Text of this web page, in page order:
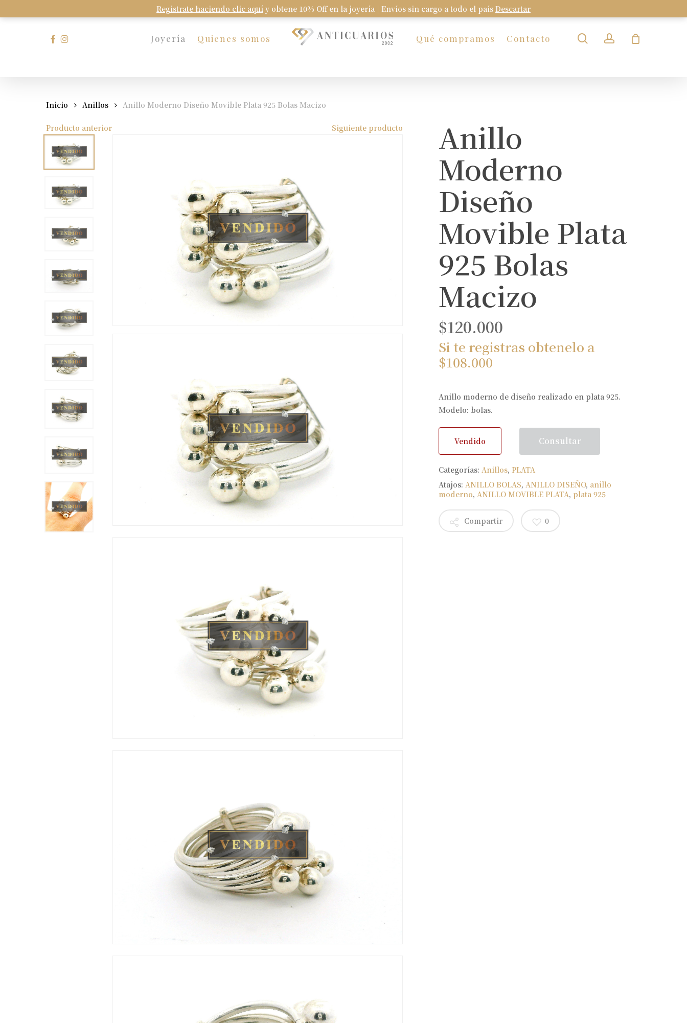
Registrate haciendo clic aquí y obtene 10% Off en la joyería | Envíos sin cargo a todo el país Descartar
to
Joyería Quienes somos Qué compramos Contacto
facebook
instagram searchaccount
Inicio Anillos Anillo Moderno Diseño Movible Plata 925 Bolas Macizo
Producto anterior Siguiente producto
Anillo
Moderno
Diseño
Movible Plata
925 Bolas
Macizo
$120.000
Si te registras obtenelo a
$108.000
Anillo moderno de diseño realizado en plata 925.
Modelo: bolas.
Vendido Consultar
Categorías:Anillos,PLATA
Atajos:ANILLO BOLAS,ANILLO DISEÑO, anillo
moderno,ANILLO MOVIBLE PLATA, plata 925
Compartir 0